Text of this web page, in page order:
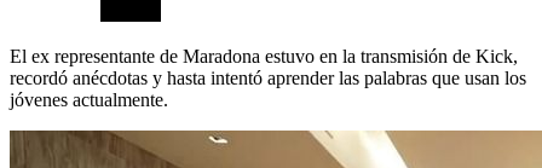
El ex representante de Maradona estuvo en la transmisión de Kick,
recordó anécdotas y hasta intentó aprender las palabras que usan los
jóvenes actualmente.